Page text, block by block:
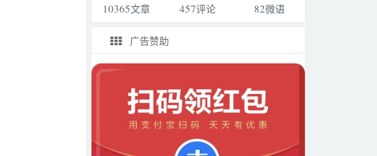
10365文章 457评论 82微语
广告赞助